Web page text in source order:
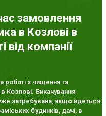
замовлення
в Козлові в
від компанії
роботі з чищення та
в Козлові. Викачування
затребувана, якщо йдеться
будинків, дачі, в